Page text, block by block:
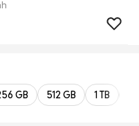
GB 512 GB 1 TB